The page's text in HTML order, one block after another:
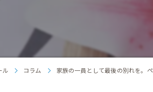
浦のペット火葬
ル コラム 家族の一員として最後の別れを。